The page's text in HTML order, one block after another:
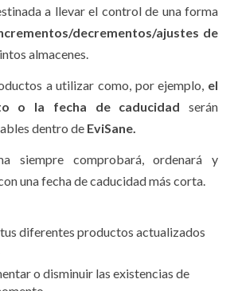
a llevar el control de una forma
decrementos/ajustes de
almacenes.
a utilizar como, por ejemplo, el
o la fecha de caducidad serán
dentro de EviSane.
siempre comprobará, ordenará y
una fecha de caducidad más corta.
diferentes productos actualizados
o disminuir las existencias de